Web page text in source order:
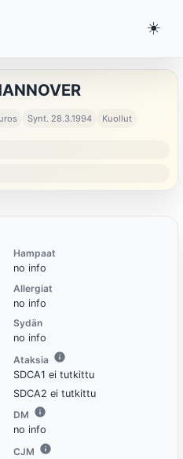
☀️
uros Synt. 28.3.1994 Kuollut
Hampaat
no info
Allergiat
no info
Sydän
no info
Ataksia
SDCA1 ei tutkittu
SDCA2 ei tutkittu
DM
no info
CJM